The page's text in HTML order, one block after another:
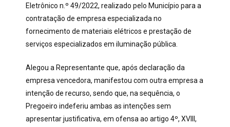
Eletrônico n.º 49/2022, realizado pelo Município para a
contratação de empresa especializada no
fornecimento de materiais elétricos e prestação de
serviços especializados em iluminação pública.
Alegou a Representante que, após declaração da
empresa vencedora, manifestou com outra empresa a
intenção de recurso, sendo que, na sequência, o
Pregoeiro indeferiu ambas as intenções sem
apresentar justificativa, em ofensa ao artigo 4º, XVIII,